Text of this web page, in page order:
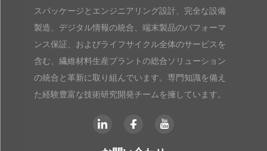
スパッケージとエンジニアリング設計、完全な設備
製造、デジタル情報の統合、端末製品のパフォーマ
ンス保証、およびライフサイクル全体のサービスを
含む、繊維材料生産プラントの総合ソリューション
の統合と革新に取り組んでいます。専門知識を備え
た経験豊富な技術研究開発チームを擁しています。